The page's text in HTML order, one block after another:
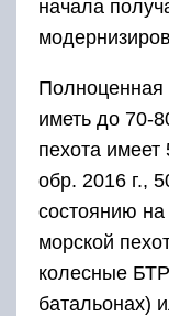
начала
Полноценная
иметь до 70-
пехота
обр. 2016 г.,
состоянию
морской
колесные
батальонах)